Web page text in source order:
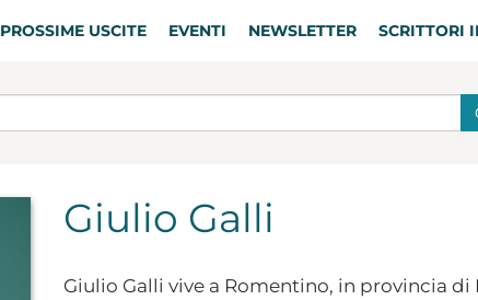
PROSSIME USCITE EVENTI NEWSLETTER SCRITTORI
Giulio Galli
Giulio Galli vive a Romentino, in provincia